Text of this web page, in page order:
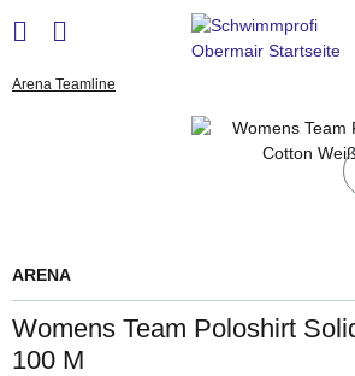
Arena Teamline
ARENA
Womens Team Poloshirt
100 M